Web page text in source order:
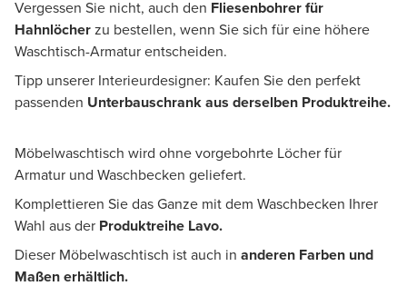
Vergessen Sie nicht, auch den Fliesenbohrer für
Hahnlöcherzu bestellen, wenn Sie sich für eine höhere
Waschtisch-Armatur entscheiden.
Tipp unserer Interieurdesigner: Kaufen Sie den perfekt
passenden Unterbauschrankaus derselben Produktreihe.
Möbelwaschtisch wird ohne vorgebohrte Löcher für
Armatur und Waschbecken geliefert.
Komplettieren Sie das Ganze mit dem Waschbecken Ihrer
Wahl aus der Produktreihe Lavo.
Dieser Möbelwaschtisch ist auch in anderen Farben und
Maßen erhältlich.